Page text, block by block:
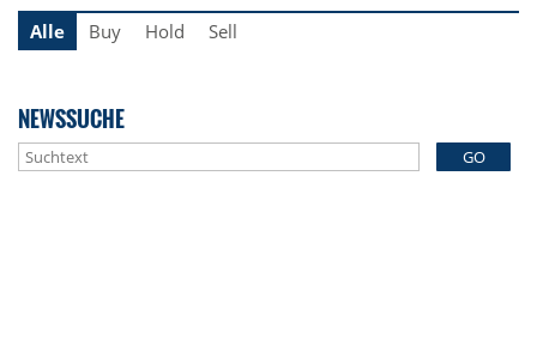
Alle
Buy Hold Sell
NEWSSUCHE
GO